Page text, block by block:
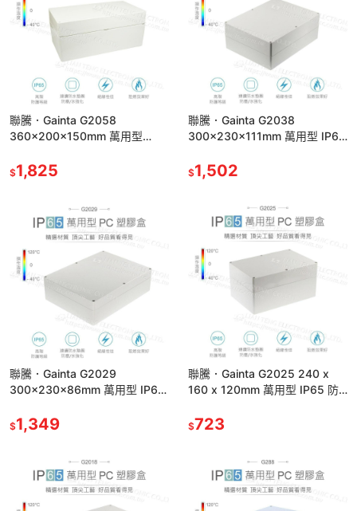
聯騰．Gainta G2058
360x200x150mm 萬用型
明
$1,825
聯騰．Gainta G2038
300x230x111mm 萬用型 IP65
$1,502
聯騰．Gainta G2029
300x230x86mm 萬用型 IP65
制盒
$1,349
聯騰．Gainta G2025 240 x
160 x 120mm 萬用型 IP65 防
$723